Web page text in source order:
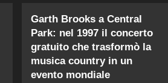
Garth Brooks a Central
Park: nel 1997 il concerto
gratuito che trasformò la
musica country in un
evento mondiale